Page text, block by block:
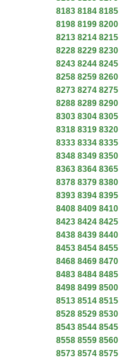
8183 8184 8185
8198 8199 8200
8213 8214 8215
8228 8229 8230
8243 8244 8245
8258 8259 8260
8273 8274 8275
8288 8289 8290
8303 8304 8305
8318 8319 8320
8333 8334 8335
8348 8349 8350
8363 8364 8365
8378 8379 8380
8393 8394 8395
8408 8409 8410
8423 8424 8425
8438 8439 8440
8453 8454 8455
8468 8469 8470
8483 8484 8485
8498 8499 8500
8513 8514 8515
8528 8529 8530
8543 8544 8545
8558 8559 8560
8573 8574 8575